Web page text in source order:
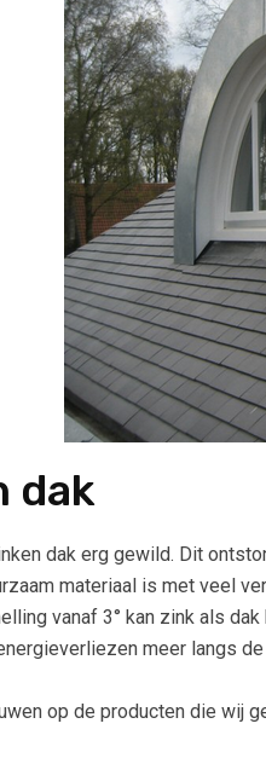
dak
dak erg gewild. Dit
materiaal is met veel
vanaf 3° kan zink als
meer langs
op de producten die wij